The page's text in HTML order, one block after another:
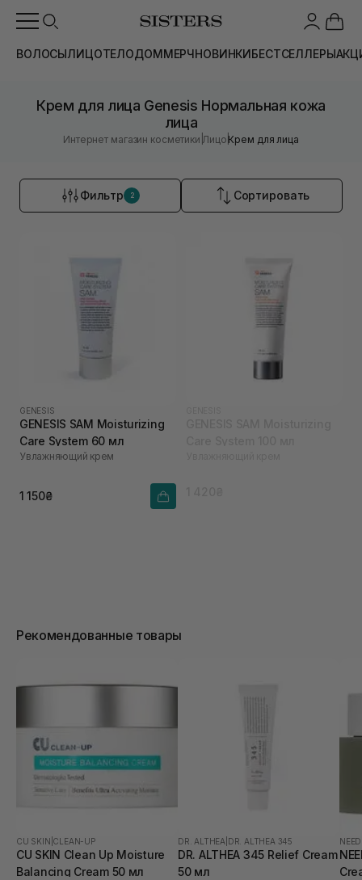
ВОЛОСЫЛИЦОТЕЛОДОММЕРЧНОВИНКИБЕСТСЕЛЛЕРЫ
Крем для лица Genesis Нормальная кожа
лица
Интернет магазин косметики Лицо |Крем для лица
Фильтр 2 Сортировать
GENESIS
GENESIS SAM Moisturizing
Care System 60 мл
Увлажняющий крем
1 150₴
Рекомендованные товары
CU SKIN CLEAN-UP
CU SKIN Clean Up Moisture
Balancing Cream 50 мл
DR. ALTHEA DR. ALTHEA 345
DR. ALTHEA 345 Relief Cream
50 мл